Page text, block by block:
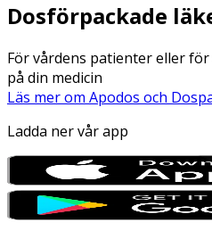
Dosförpackade
För vårdens patienter eller
på din medicin
Läs mer om Apodos och
Ladda ner vår app